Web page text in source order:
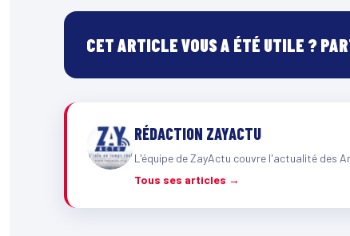
CET ARTICLE VOUS A ÉTÉ UTILE ?
RÉDACTION ZAYACTU
L'équipe de ZayActu couvre l'actualité des
Tous ses articles →